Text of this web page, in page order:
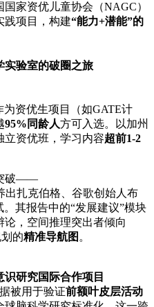
国家资优儿童协会（NAGC）
践项目，构建“能力+潜能”的
实验室的破圈之旅
为资优生项目（如GATE计
95%同龄人方可入选。以加州
立资优班，学习内容超前1-2
破——
出扎克伯格、谷歌创始人布
其报告中的“发展建议”模块
论，空间推理突出者倾向
的精准导航图 。
识研究国际合作项目
被用于验证前额叶皮层活动